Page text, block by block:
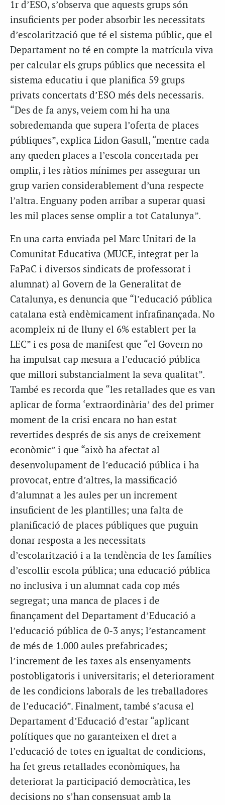
1r d’ESO, s’observa que aquests grups són
insuficients per poder absorbir les necessitats
d’escolarització que té el sistema públic, que el
Departament no té en compte la matrícula viva
per calcular els grups públics que necessita el
sistema educatiu i que planifica 59 grups
privats concertats d’ESO més dels necessaris.
“Des de fa anys, veiem com hi ha una
sobredemanda que supera l’oferta de places
públiques”, explica Lidon Gasull, “mentre cada
any queden places a l’escola concertada per
omplir, i les ràtios mínimes per assegurar un
grup varien considerablement d’una respecte
l’altra. Enguany poden arribar a superar quasi
les mil places sense omplir a tot Catalunya”.
En una carta enviada pel Marc Unitari de la
Comunitat Educativa (MUCE, integrat per la
FaPaC i diversos sindicats de professorat i
alumnat) al Govern de la Generalitat de
Catalunya, es denuncia que “l’educació pública
catalana està endèmicament infrafinançada. No
acompleix ni de lluny el 6% establert per la
LEC” i es posa de manifest que “el Govern no
ha impulsat cap mesura a l’educació pública
que millori substancialment la seva qualitat”.
També es recorda que “les retallades que es van
aplicar de forma ‘extraordinària’ des del primer
moment de la crisi encara no han estat
revertides després de sis anys de creixement
econòmic” i que “això ha afectat al
desenvolupament de l’educació pública i ha
provocat, entre d’altres, la massificació
d’alumnat a les aules per un increment
insuficient de les plantilles; una falta de
planificació de places públiques que puguin
donar resposta a les necessitats
d’escolarització i a la tendència de les famílies
d’escollir escola pública; una educació pública
no inclusiva i un alumnat cada cop més
segregat; una manca de places i de
finançament del Departament d’Educació a
l’educació pública de 0-3 anys; l’estancament
de més de 1.000 aules prefabricades;
l’increment de les taxes als ensenyaments
postobligatoris i universitaris; el deteriorament
de les condicions laborals de les treballadores
de l’educació”. Finalment, també s’acusa el
Departament d’Educació d’estar “aplicant
polítiques que no garanteixen el dret a
l’educació de totes en igualtat de condicions,
ha fet greus retallades econòmiques, ha
deteriorat la participació democràtica, les
decisions no s’han consensuat amb la